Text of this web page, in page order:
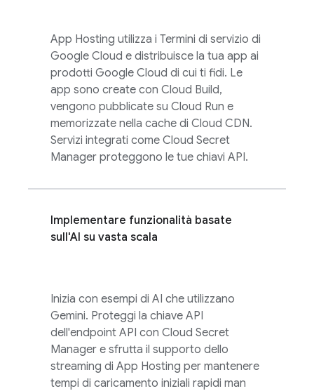
App Hosting utilizza i Termini di servizio di
Google Cloud e distribuisce la tua app ai
prodotti Google Cloud di cui ti fidi. Le
app sono create con Cloud Build,
vengono pubblicate su Cloud Run e
memorizzate nella cache di Cloud CDN.
Servizi integrati come Cloud Secret
Manager proteggono le tue chiavi API.
Implementare funzionalità basate
sull'AI su vasta scala
Inizia con esempi di AI che utilizzano
Gemini. Proteggi la chiave API
dell'endpoint API con Cloud Secret
Manager e sfrutta il supporto dello
streaming di App Hosting per mantenere
tempi di caricamento iniziali rapidi man